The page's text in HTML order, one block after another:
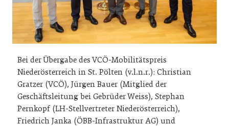
Bei der Übergabe des VCÖ-Mobilitätspreis
Niederösterreich in St. Pölten (v.l.n.r.): Christian
Gratzer (VCÖ), Jürgen Bauer (Mitglied der
Geschäftsleitung bei Gebrüder Weiss), Stephan
Pernkopf (LH-Stellvertreter Niederösterreich),
Friedrich Janka (ÖBB-Infrastruktur AG) und